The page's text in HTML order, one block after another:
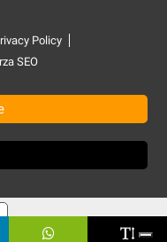
Policy
SEO